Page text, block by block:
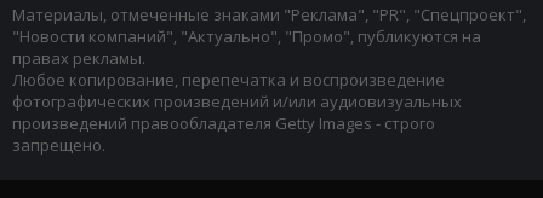
Материалы, отмеченные знаками "Реклама", "PR", "Спецпроект",
"Новости компаний", "Актуально", "Промо", публикуются на
правах рекламы.
Любое копирование, перепечатка и воспроизведение
фотографических произведений и/или аудиовизуальных
произведений правообладателя Getty Images - строго
запрещено.